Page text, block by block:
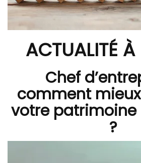
ACTUALITÉ À
Chef
comment
votre patrimoine
?